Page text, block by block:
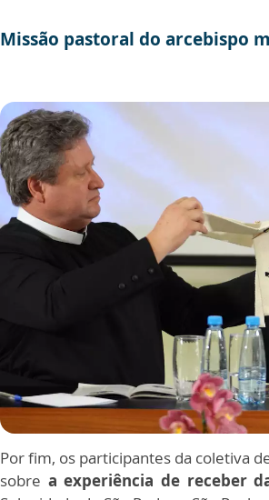
Missão pastoral do arcebispo
Por fim, os participantes da coletiva
sobre a experiência de receber